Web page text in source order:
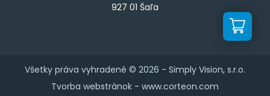
927 01 Šaľa
Všetky práva vyhradené © 2026 - Simply Vision, s.r.o.
Tvorba webstránok - www.corteon.com